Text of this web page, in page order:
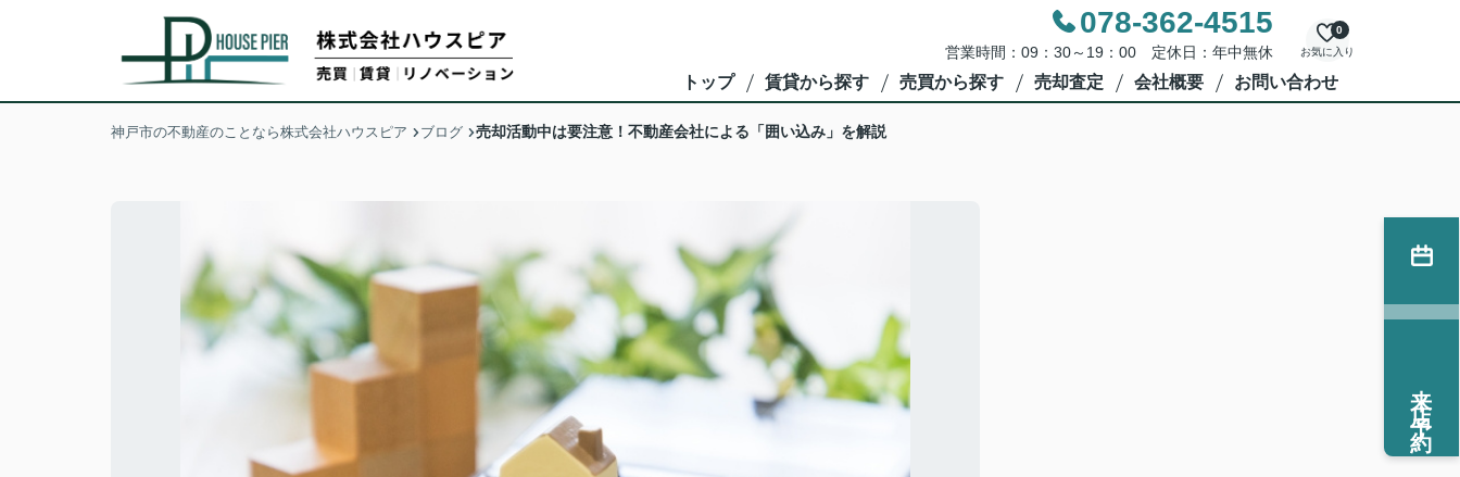
078-362-4515
営業時間：09：30～19：00 定休日：年中無休 お気に入り
0
トップ 賃貸から探す 売買から探す 売却査定 会社概要 お問い合わせ
神戸市の不動産のことなら株式会社ハウスピア ブログ 売却活動中は要注意！不動産会社による「囲い込み」を解説
来店予約